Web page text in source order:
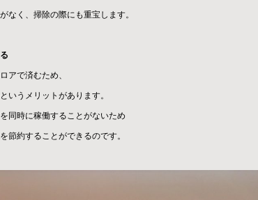
なく、掃除の際にも重宝します。
アで済むため、
いうメリットがあります。
同時に稼働することがないため
節約することができるのです。